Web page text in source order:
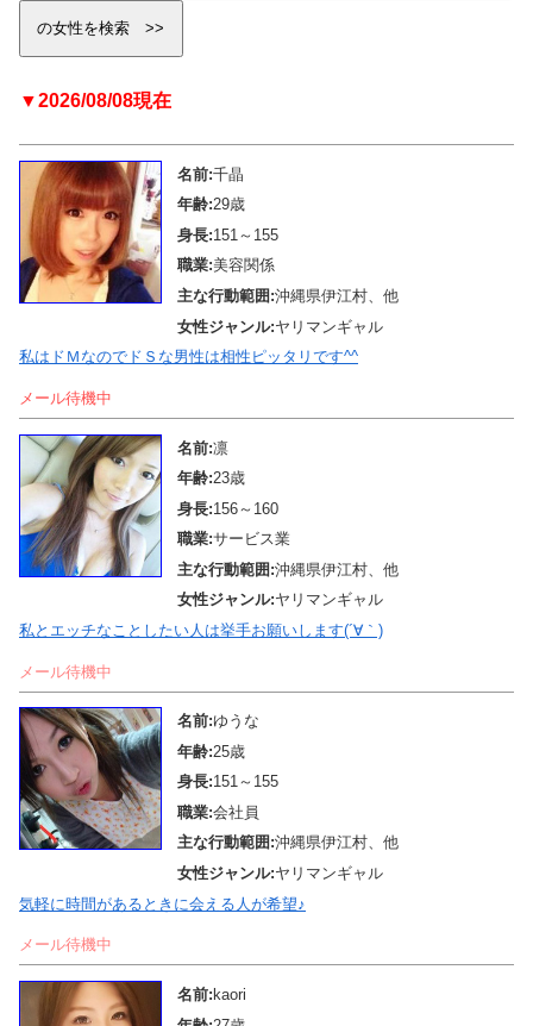
▼2026/08/08現在
名前:千晶
年齢:29歳
身長:151～155
職業:美容関係
主な行動範囲:沖縄県伊江村、他
女性ジャンル:ヤリマンギャル
私はドＭなのでドＳな男性は相性ピッタリです^^
メール待機中
名前:凛
年齢:23歳
身長:156～160
職業:サービス業
主な行動範囲:沖縄県伊江村、他
女性ジャンル:ヤリマンギャル
私とエッチなことしたい人は挙手お願いします(´∀｀)
メール待機中
名前:ゆうな
年齢:25歳
身長:151～155
職業:会社員
主な行動範囲:沖縄県伊江村、他
女性ジャンル:ヤリマンギャル
気軽に時間があるときに会える人が希望♪
メール待機中
名前: kaori